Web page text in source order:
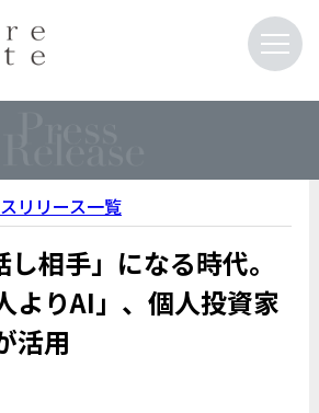
リリース一覧
相手」になる時代。
よりAI」、個人投資家
活用